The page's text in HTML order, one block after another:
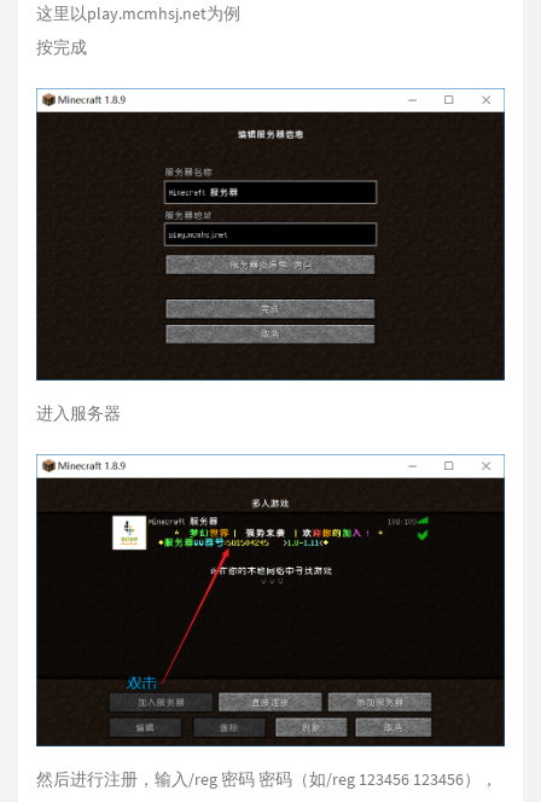
这里以play.mcmhsj.net为例
按完成
进入服务器
然后进行注册，输入/reg 密码 密码（如/reg 123456 123456），